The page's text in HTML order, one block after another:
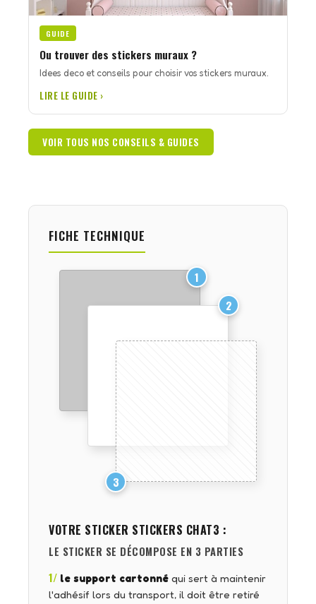
GUIDE
Ou trouver des stickers muraux ?
Idees deco et conseils pour choisir vos stickers muraux.
LIRE LE GUIDE ›
VOIR TOUS NOS CONSEILS & GUIDES
FICHE TECHNIQUE
1
2
3
VOTRE STICKER STICKERS CHAT3 :
LE STICKER SE DÉCOMPOSE EN 3 PARTIES
1/ le support cartonné qui sert à maintenir
l'adhésif lors du transport, il doit être retiré